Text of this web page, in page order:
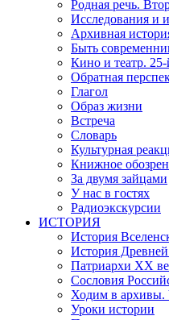
Родная речь.
Исследования и
Архивная
Быть
Кино и театр. 25-
Обратная
Глагол
Образ жизни
Встреча
Словарь
Культурная
Книжное
За двумя зайцами
У нас в гостях
Радиоэкскурсии
ИСТОРИЯ
История
История
Патриархи XX
Сословия
Ходим в архивы.
Уроки истории